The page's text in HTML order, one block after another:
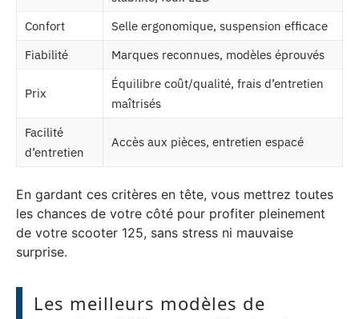
Confort
Selle ergonomique, suspension efficace
Fiabilité
Marques reconnues, modèles éprouvés
Prix
Équilibre coût/qualité, frais d’entretien
maîtrisés
Facilité
d’entretien
Accès aux pièces, entretien espacé
En gardant ces critères en tête, vous mettrez toutes
les chances de votre côté pour profiter pleinement
de votre scooter 125, sans stress ni mauvaise
surprise.
Les meilleurs modèles de